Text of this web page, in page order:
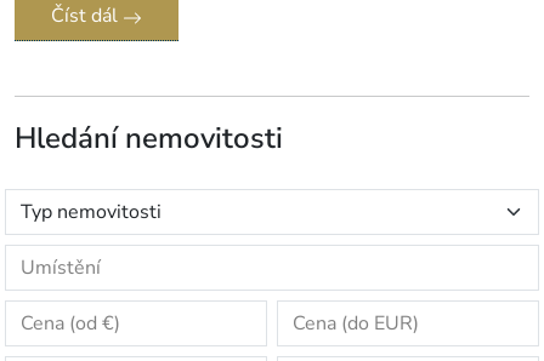
Číst dál
Hledání nemovitosti